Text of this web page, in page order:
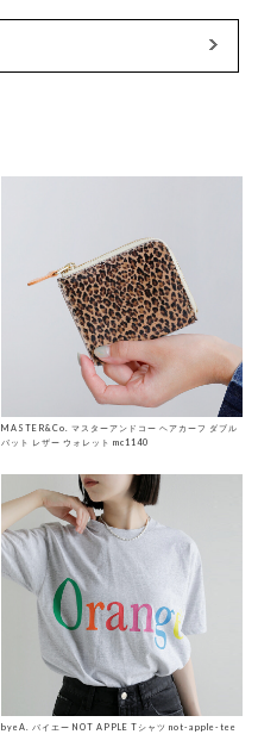
MASTER&Co. マスターアンドコー ヘアカーフ ダブル
バット レザー ウォレット mc1140
byeA. バイエー NOT APPLE Tシャツ not-apple-tee